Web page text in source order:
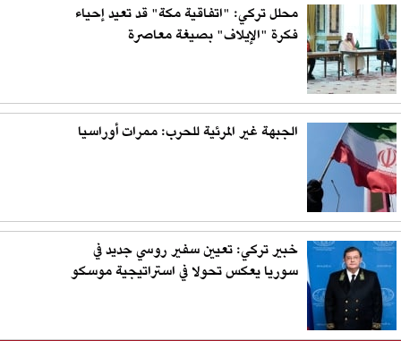
محلل تركي: "اتفاقية مكة" قد تعيد إحياء
فكرة "الإيلاف" بصيغة معاصرة
الجبهة غير المرئية للحرب: ممرات أوراسيا
خبير تركي: تعيين سفير روسي جديد في
سوريا يعكس تحولا في استراتيجية موسكو